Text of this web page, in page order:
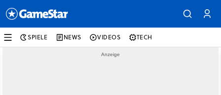
SPIELE NEWS VIDEOS TECH